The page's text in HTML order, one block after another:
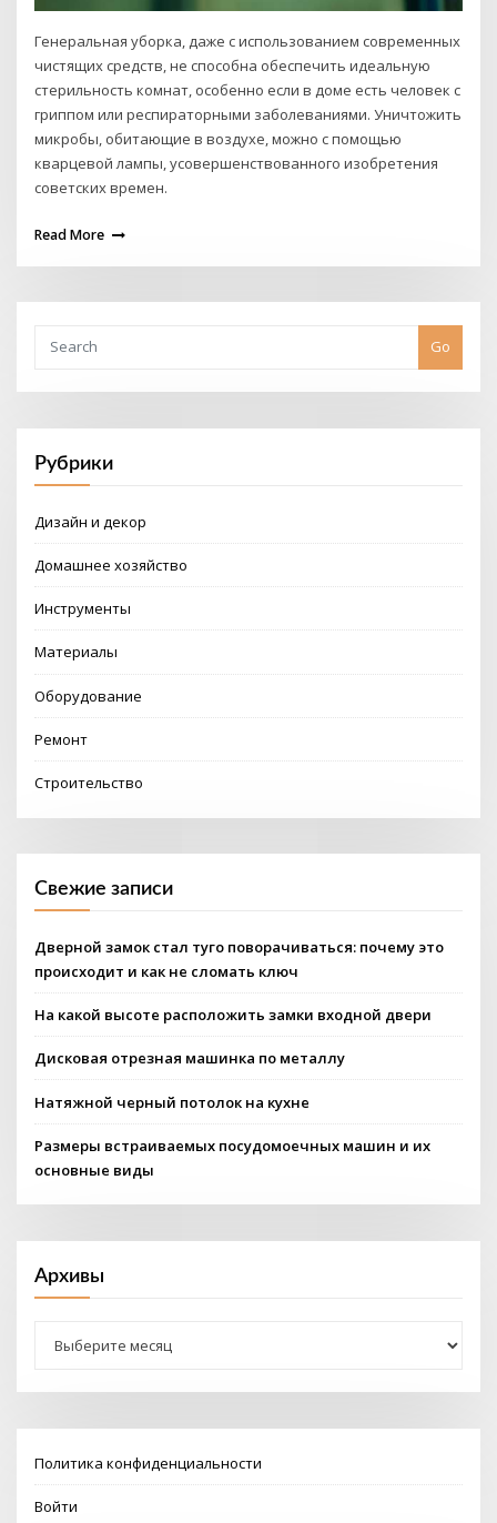
Генеральная уборка, даже с использованием современных
чистящих средств, не способна обеспечить идеальную
стерильность комнат, особенно если в доме есть человек с
гриппом или респираторными заболеваниями. Уничтожить
микробы, обитающие в воздухе, можно с помощью
кварцевой лампы, усовершенствованного изобретения
советских времен.
Read More
Go
Рубрики
Дизайн и декор
Домашнее хозяйство
Инструменты
Материалы
Оборудование
Ремонт
Строительство
Свежие записи
Дверной замок стал туго поворачиваться: почему это
происходит и как не сломать ключ
На какой высоте расположить замки входной двери
Дисковая отрезная машинка по металлу
Натяжной черный потолок на кухне
Размеры встраиваемых посудомоечных машин и их
основные виды
Архивы
Политика конфиденциальности
Войти